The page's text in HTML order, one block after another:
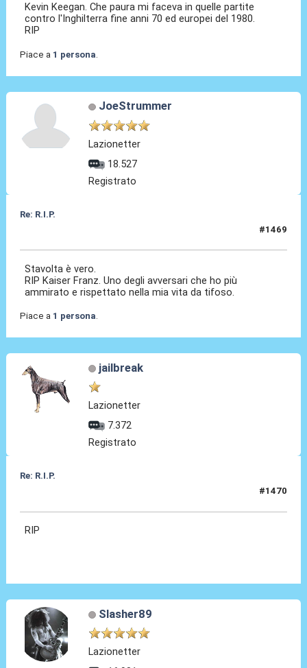
Kevin Keegan. Che paura mi faceva in quelle partite
contro l'Inghilterra fine anni 70 ed europei del 1980.
RIP
Piace a 1 persona
JoeStrummer
Lazionetter
18.527
Registrato
Re: R.I.P.
#1469
Stavolta è vero.
RIP Kaiser Franz. Uno degli avversari che ho più
ammirato e rispettato nella mia vita da tifoso.
Piace a 1 persona
jailbreak
Lazionetter
7.372
Registrato
Re: R.I.P.
#1470
RIP
Slasher89
Lazionetter